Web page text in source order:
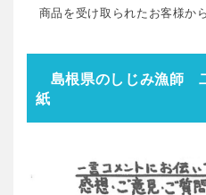
商品を受け取られたお客様か
島根県のしじみ漁師
紙